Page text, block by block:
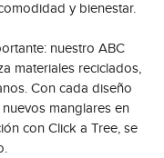
y bienestar.
nuestro ABC
materiales reciclados,
Con cada diseño
manglares en
con Click a Tree, se